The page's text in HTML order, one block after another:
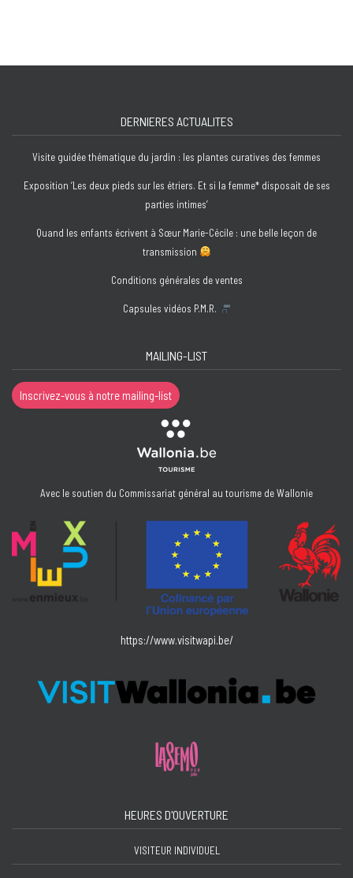
DERNIERES ACTUALITES
Visite guidée thématique du jardin : les plantes curatives des femmes
Exposition ‘Les deux pieds sur les étriers. Et si la femme* disposait de ses
parties intimes’
Quand les enfants écrivent à Sœur Marie-Cécile : une belle leçon de
transmission
Conditions générales de ventes
Capsules vidéos P.M.R.
MAILING-LIST
Inscrivez-vous à notre mailing-list
Avec le soutien du Commissariat général au tourisme de Wallonie
https://www.visitwapi.be/
HEURES D'OUVERTURE
VISITEUR INDIVIDUEL